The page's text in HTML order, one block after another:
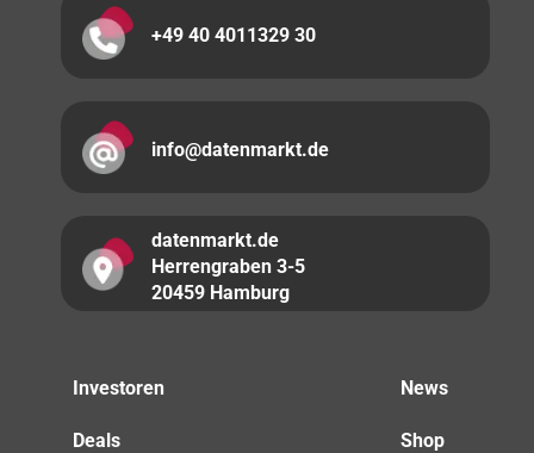
+49 40 4011329 30
info@datenmarkt.de
datenmarkt.de
Herrengraben 3-5
20459 Hamburg
Investoren
Deals
News
Shop